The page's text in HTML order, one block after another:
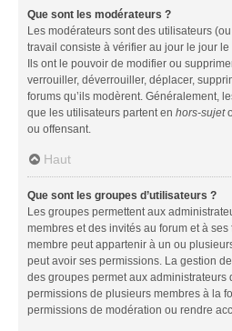
Que sont les modérateurs ?
Les modérateurs sont des utilisateurs
travail consiste à vérifier au jour le jour
Ils ont le pouvoir de modifier ou
verrouiller, déverrouiller, déplacer,
forums qu’ils modèrent. Généralement,
que les utilisateurs partent en hors-sujet
ou offensant.
Haut
Que sont les groupes d’utilisateurs ?
Les groupes permettent aux
membres et des invités au forum et à
membre peut appartenir à un ou
peut avoir ses permissions. La gestion
des groupes permet aux administrateurs
permissions de plusieurs membres à la
permissions de modération ou rendre